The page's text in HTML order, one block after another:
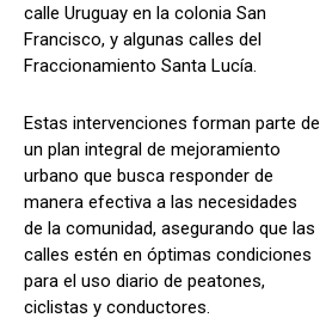
calle Uruguay en la colonia San
Francisco, y algunas calles del
Fraccionamiento Santa Lucía.
Estas intervenciones forman parte de
un plan integral de mejoramiento
urbano que busca responder de
manera efectiva a las necesidades
de la comunidad, asegurando que las
calles estén en óptimas condiciones
para el uso diario de peatones,
ciclistas y conductores.